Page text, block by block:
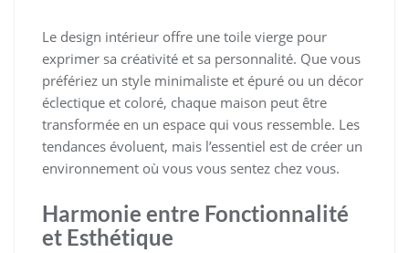
Le design intérieur offre une toile vierge pour
exprimer sa créativité et sa personnalité. Que vous
préfériez un style minimaliste et épuré ou un décor
éclectique et coloré, chaque maison peut être
transformée en un espace qui vous ressemble. Les
tendances évoluent, mais l’essentiel est de créer un
environnement où vous vous sentez chez vous.
Harmonie entre Fonctionnalité
et Esthétique